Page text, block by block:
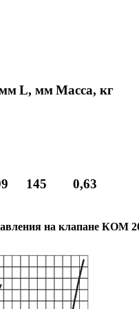
L, ммМасса, кг
145 0,63
на клапане КОМ